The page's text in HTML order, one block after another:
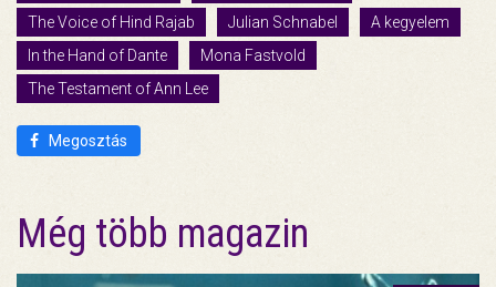
The Voice of Hind Rajab
Julian Schnabel
A kegyelem
In the Hand of Dante
Mona Fastvold
The Testament of Ann Lee
Megosztás
Még több magazin